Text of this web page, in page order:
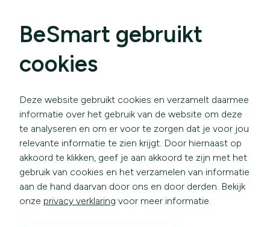
BeSmart gebruikt
cookies
Deze website gebruikt cookies en verzamelt daarmee
informatie over het gebruik van de website om deze
te analyseren en om er voor te zorgen dat je voor jou
relevante informatie te zien krijgt. Door hiernaast op
akkoord te klikken, geef je aan akkoord te zijn met het
gebruik van cookies en het verzamelen van informatie
aan de hand daarvan door ons en door derden. Bekijk
onze privacy verklaring voor meer informatie.